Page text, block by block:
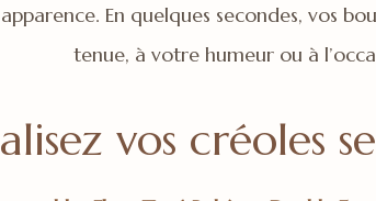
En quelques secondes, vos
tenue, à votre humeur ou à
vos créoles